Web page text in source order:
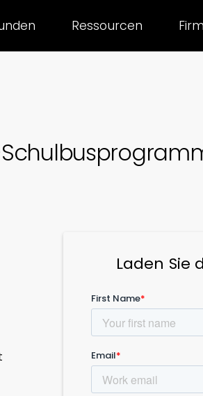
Ressourcen
Laden Sie